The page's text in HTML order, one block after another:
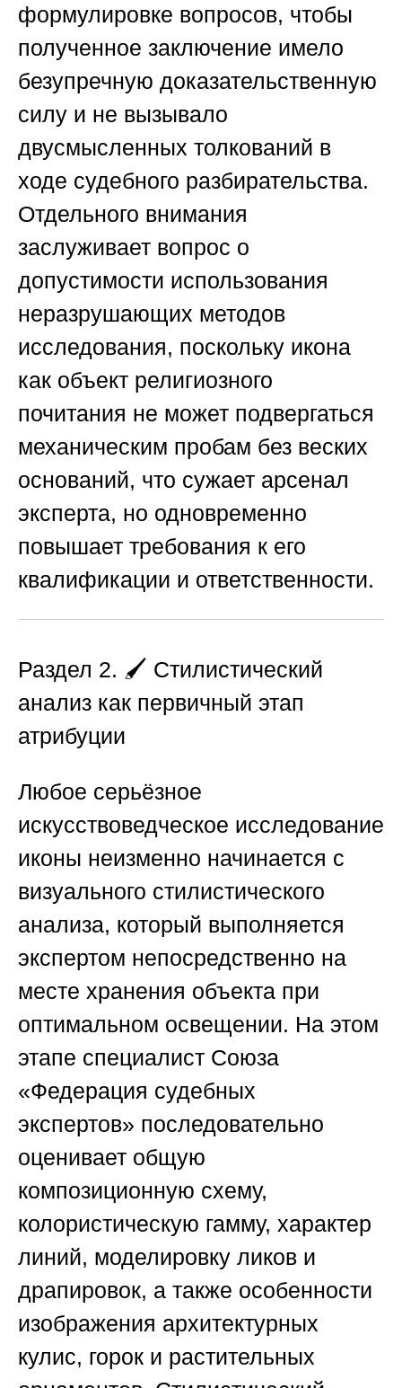
формулировке вопросов, чтобы
полученное заключение имело
безупречную доказательственную
силу и не вызывало
двусмысленных толкований в
ходе судебного разбирательства.
Отдельного внимания
заслуживает вопрос о
допустимости использования
неразрушающих методов
исследования, поскольку икона
как объект религиозного
почитания не может подвергаться
механическим пробам без веских
оснований, что сужает арсенал
эксперта, но одновременно
повышает требования к его
квалификации и ответственности.
Раздел 2. 🖌️ Стилистический
анализ как первичный этап
атрибуции
Любое серьёзное
искусствоведческое исследование
иконы неизменно начинается с
визуального стилистического
анализа, который выполняется
экспертом непосредственно на
месте хранения объекта при
оптимальном освещении. На этом
этапе специалист Союза
«Федерация судебных
экспертов» последовательно
оценивает общую
композиционную схему,
колористическую гамму, характер
линий, моделировку ликов и
драпировок, а также особенности
изображения архитектурных
кулис, горок и растительных